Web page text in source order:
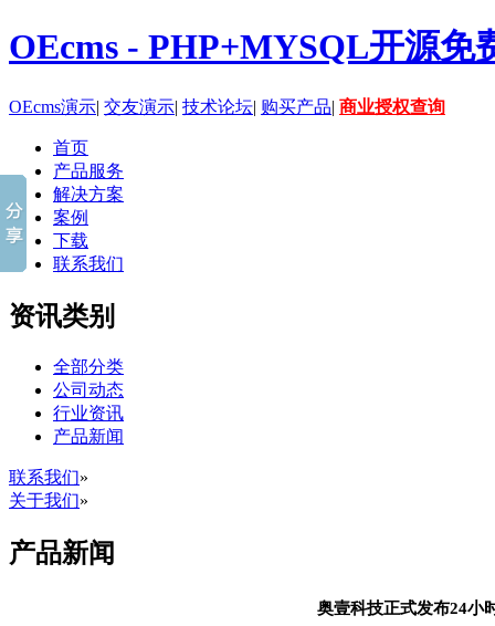
OEcms - PHP+MYSQL开源免
OEcms演示| 交友演示| 技术论坛| 购买产品| 商业授权查询
首页
产品服务
解决方案
案例
下载
联系我们
资讯类别
全部分类
公司动态
行业资讯
产品新闻
联系我们»
关于我们»
产品新闻
奥壹科技正式发布24小